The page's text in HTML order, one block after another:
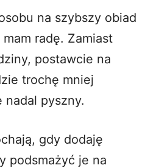
na szybszy obiad
radę. Zamiast
postawcie na
trochę mniej
nadal pyszny.
gdy dodaję
podsmażyć je na